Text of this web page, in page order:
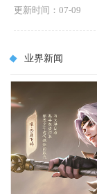
更新时间：07-09
业界新闻